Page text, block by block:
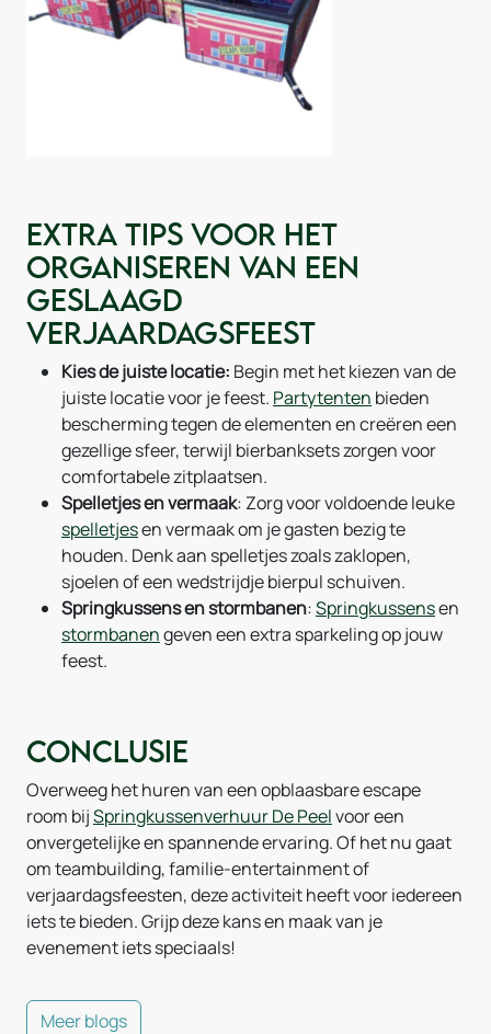
Extra Tips voor het
organiseren van een
geslaagd
verjaardagsfeest
Kies de juiste locatie: Begin met het kiezen van de
juiste locatie voor je feest. Partytenten bieden
bescherming tegen de elementen en creëren een
gezellige sfeer, terwijl bierbanksets zorgen voor
comfortabele zitplaatsen.
Spelletjes en vermaak: Zorg voor voldoende leuke
spelletjesen vermaak om je gasten bezig te
houden. Denk aan spelletjes zoals zaklopen,
sjoelen of een wedstrijdje bierpul schuiven.
Springkussens en stormbanen:Springkussensen
stormbanengeven een extra sparkeling op jouw
feest.
Conclusie
Overweeg het huren van een opblaasbare escape
room bijSpringkussenverhuur De Peelvoor een
onvergetelijke en spannende ervaring. Of het nu gaat
om teambuilding, familie-entertainment of
verjaardagsfeesten, deze activiteit heeft voor iedereen
iets te bieden. Grijp deze kans en maak van je
evenement iets speciaals!
Meer blogs